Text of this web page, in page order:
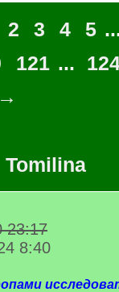
2 3 4 5
121 ...
Tomilina
23:17
8:40